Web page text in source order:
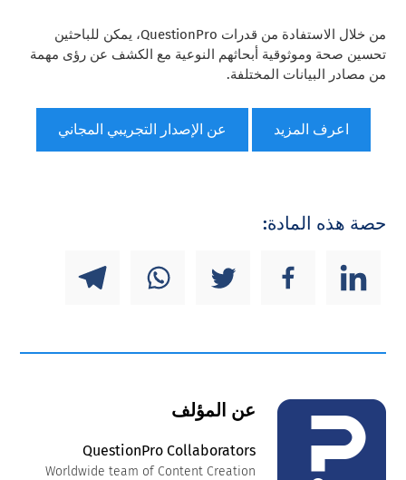
من خلال الاستفادة من قدرات QuestionPro، يمكن للباحثين
تحسين صحة وموثوقية أبحاثهم النوعية مع الكشف عن رؤى مهمة
من مصادر البيانات المختلفة.
اعرف المزيد عن الإصدار التجريبي المجاني
حصة هذه المادة:
عن المؤلف
QuestionPro Collaborators
Worldwide team of Content Creation